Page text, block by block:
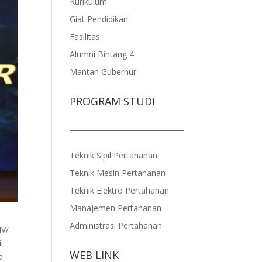
Giat Pendidikan
Fasilitas
Alumni Bintang 4
Mantan Gubernur
PROGRAM STUDI
Teknik Sipil Pertahanan
Teknik Mesin Pertahanan
Teknik Elektro Pertahanan
Manajemen Pertahanan
Administrasi Pertahanan
WEB LINK